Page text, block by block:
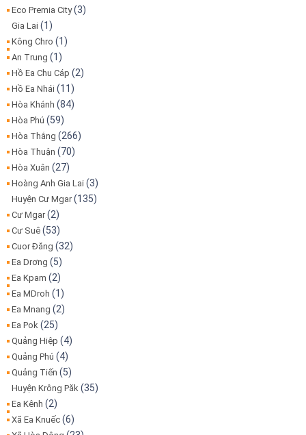
Eco Premia City(3)
Gia Lai (1)
Kông Chro (1)
An Trung (1)
Hồ Ea Chu Cáp (2)
Hồ Ea Nhái (11)
Hòa Khánh (84)
Hòa Phú (59)
Hòa Thắng (266)
Hòa Thuận (70)
Hòa Xuân (27)
Hoàng Anh Gia Lai (3)
Huyện Cư Mgar(135)
Cư Mgar(2)
Cư Suê (53)
Cuor Đăng (32)
Ea Drơng (5)
Ea Kpam (2)
Ea MDroh (1)
Ea Mnang (2)
Ea Pok (25)
Quảng Hiệp (4)
Quảng Phú (4)
Quảng Tiến (5)
Huyện Krông Păk (35)
Ea Kênh (2)
Xã Ea Knuếc (6)